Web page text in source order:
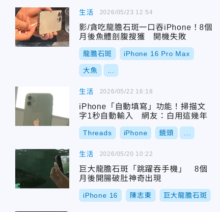
生活
影/貪吃龍膽石斑一口吞iPhone！8個
月後魚體剖腹搜獲 開機失敗
龍膽石斑 iPhone 16 Pro Max
大魚
2026/05/23 12:54
生活
iPhone「自動填寫」功能！掃描文
字1秒自動輸入 網友：白用這幾年
Threads iPhone 鏡頭
2026/05/22 16:18
生活
巨大龍膽石斑「跳躍吞手機」 8個
月後開腸破肚神奇出現
iPhone 16 陳志東 巨大龍膽石斑
2026/05/20 10:22